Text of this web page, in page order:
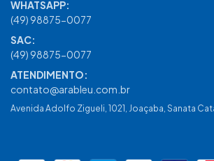
(49) 98875-0077
contato@arableu.com.br
Avenida Adolfo Zigueli, 1021, Joaçaba, Sanata